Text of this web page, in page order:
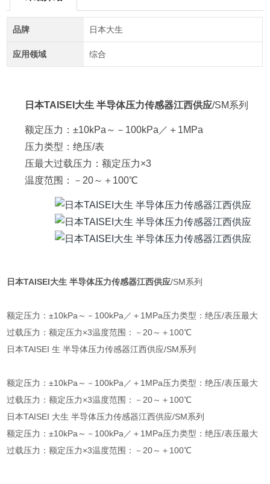
品牌 日本大生
应用领域 综合
日本TAISEI大生 半导体压力传感器江西供应/SM系列
额定压力：±10kPa～－100kPa／＋1MPa
压力类型：绝压/表
压最大过载压力：额定压力×3
温度范围：－20～＋100℃
日本TAISEI大生 半导体压力传感器江西供应/SM系列
额定压力：±10kPa～－100kPa／＋1MPa压力类型：绝压/表压最大
过载压力：额定压力×3温度范围：－20～＋100℃
日本TAISEI 生 半导体压力传感器江西供应/SM系列
额定压力：±10kPa～－100kPa／＋1MPa压力类型：绝压/表压最大
过载压力：额定压力×3温度范围：－20～＋100℃
日本TAISEI 大生 半导体压力传感器江西供应/SM系列
额定压力：±10kPa～－100kPa／＋1MPa压力类型：绝压/表压最大
过载压力：额定压力×3温度范围：－20～＋100℃